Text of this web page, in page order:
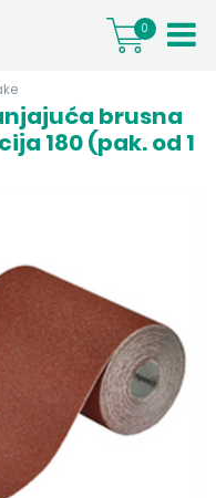
0
brusna
180 (pak. od 1